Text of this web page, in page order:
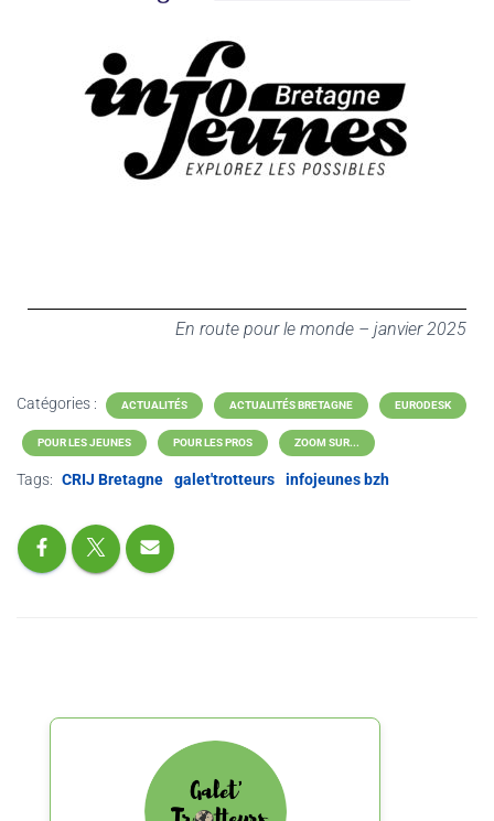
En route pour le monde – janvier 2025
Catégories : ACTUALITÉS ACTUALITÉS BRETAGNE EURODESK
POUR LES JEUNES POUR LES PROS ZOOM SUR...
Tags: CRIJ Bretagne galet'trotteurs infojeunes bzh